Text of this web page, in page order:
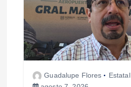
Guadalupe Flores
Estatal